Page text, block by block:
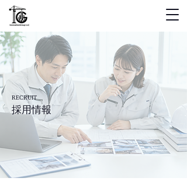
RECRUIT
採用情報